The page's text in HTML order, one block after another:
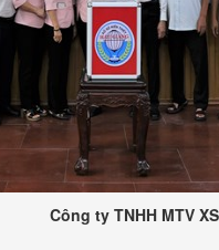
Công ty TNHH MTV